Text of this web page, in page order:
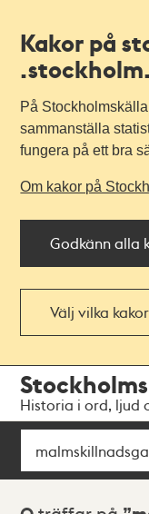
Kakor på
På
sammanställa
fungera på ett bra
Om kakor på
Godkänn alla
Välj vilka
navigationen
huvudinnehållet
Historia i ord, ljud
Sök